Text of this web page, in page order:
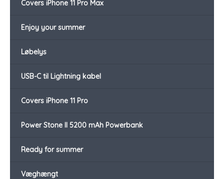
Covers iPhone 11 Pro Max
Enjoy your summer
Løbelys
USB-C til Lightning kabel
Covers iPhone 11 Pro
Power Stone II 5200 mAh Powerbank
Ready for summer
Væghængt